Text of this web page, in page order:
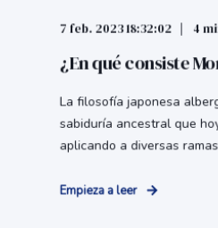
7 feb. 2023 18:32:02 4
¿En qué consiste
La filosofía japonesa
sabiduría ancestral que
aplicando a diversas
Empieza a leer